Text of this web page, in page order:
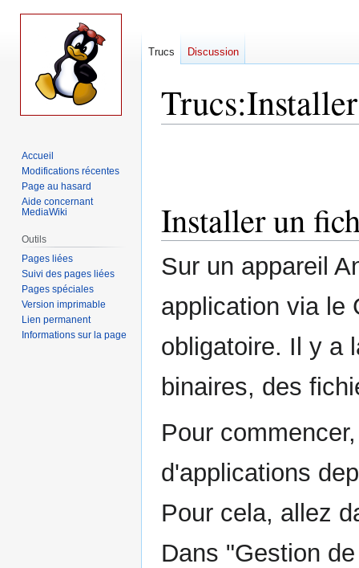
Trucs:
Installer un
Sur un appareil
application via le
obligatoire. Il y a
binaires, des
Pour
d'applications
Pour cela, allez
Dans "Gestion
Trucs Discussion
Accueil
Modifications récentes
Page au hasard
Aide concernant
MediaWiki
Outils
Pages liées
Suivi des pages liées
Pages spéciales
Version imprimable
Lien permanent
Informations sur la page